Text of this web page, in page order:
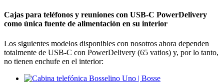
Cajas para teléfonos y reuniones con USB-C PowerDelivery
como única fuente de alimentación en su interior
Los siguientes modelos disponibles con nosotros ahora dependen
totalmente de USB-C con PowerDelivery (65 vatios) y, por lo tanto,
no tienen enchufe en el interior: